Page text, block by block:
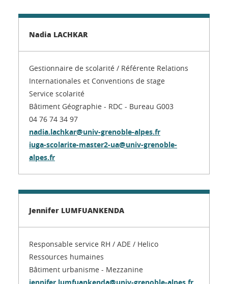
Nadia LACHKAR
Gestionnaire de scolarité / Référente Relations
Internationales et Conventions de stage
Service scolarité
Bâtiment Géographie - RDC - Bureau G003
04 76 74 34 97
nadia.lachkar@univ-grenoble-alpes.fr
iuga-scolarite-master2-ua@univ-grenoble-
alpes.fr
Jennifer LUMFUANKENDA
Responsable service RH / ADE / Helico
Ressources humaines
Bâtiment urbanisme - Mezzanine